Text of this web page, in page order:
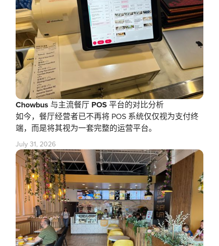
Chowbus 与主流餐厅 POS 平台的对比分析
如今，餐厅经营者已不再将 POS 系统仅仅视为支付终
端，而是将其视为一套完整的运营平台。
July 31, 2026